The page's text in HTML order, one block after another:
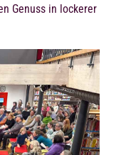
Genuss in lockerer